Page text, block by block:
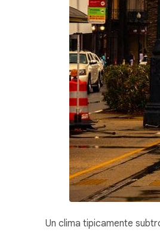
Un clima tipicamente